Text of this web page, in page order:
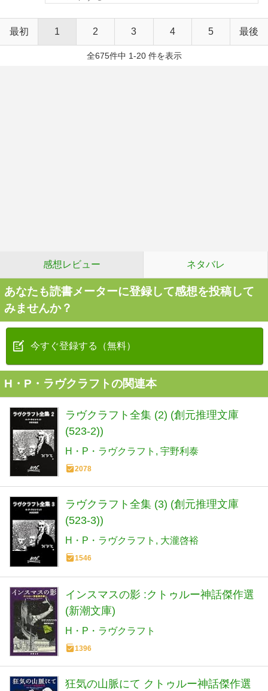
最初 1 2 3 4 5 最後
全675件中 1-20 件を表示
感想レビュー ネタバレ
あなたも読書メーターに登録して感想を投稿して
みませんか？
今すぐ登録する（無料）
H・P・ラヴクラフトの関連本
ラヴクラフト全集 (2) (創元推理文庫
(523‐2))
H・P・ラヴクラフト 宇野利泰
2078
ラヴクラフト全集 (3) (創元推理文庫
(523‐3))
H・P・ラヴクラフト 大瀧啓裕
1546
インスマスの影 :クトゥルー神話傑作選
(新潮文庫)
H・P・ラヴクラフト
1396
狂気の山脈にて クトゥルー神話傑作選